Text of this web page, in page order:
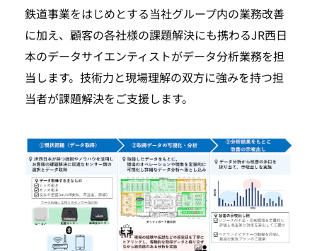
鉄道事業をはじめとする当社グループ内の業務改善
に加え、顧客の各社様の課題解決にも携わるJR西日
本のデータサイエンティストがデータ分析業務を担
当します。技術力と現場理解の双方に強みを持つ担
当者が課題解決をご支援します。